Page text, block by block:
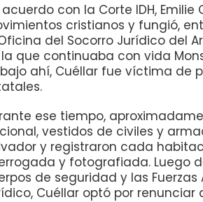
acuerdo con la Corte IDH,
cristianos y fungió,
del Socorro Jurídico del
que continuaba con vida
ahí, Cuéllar fue víctima de
ese tiempo,
vestidos de civiles y
y registraron cada
y fotografiada. Luego
de seguridad y las
Cuéllar optó por renunciar